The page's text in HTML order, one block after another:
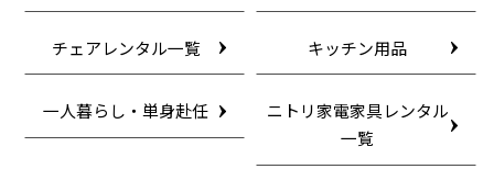
チェアレンタル一覧 キッチン用品
一人暮らし・単身赴任
ニトリ家電家具レンタル
一覧